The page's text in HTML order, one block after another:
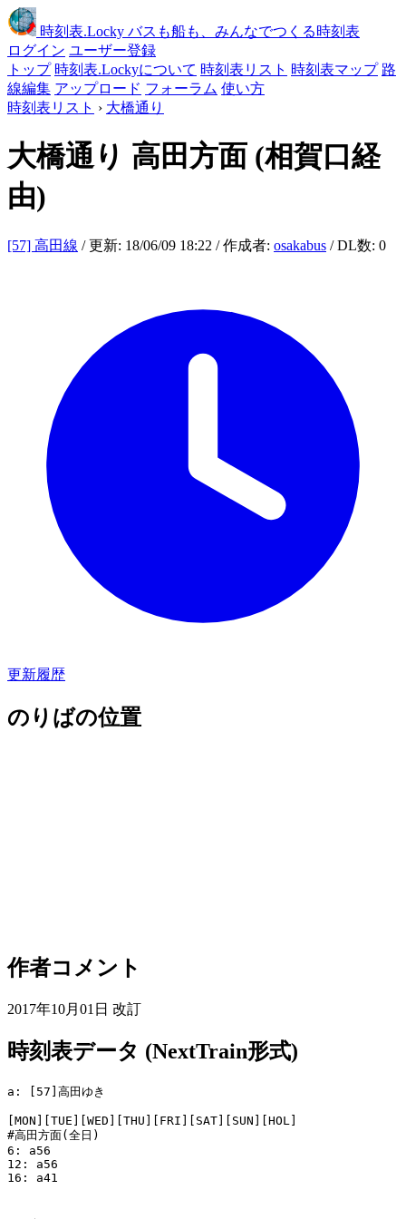
時刻表.Locky バスも船も、みんなでつくる時刻表
ログイン ユーザー登録
トップ 時刻表.Lockyについて 時刻表リスト 時刻表マップ 路
線編集 アップロード フォーラム 使い方
時刻表リスト › 大橋通り
大橋通り 高田方面 (相賀口経
由)
[57] 高田線 / 更新: 18/06/09 18:22 / 作成者: osakabus / DL数: 0
更新履歴
のりばの位置
作者コメント
2017年10月01日 改訂
時刻表データ (NextTrain形式)
a: [57]高田ゆき
[MON][TUE][WED][THU][FRI][SAT][SUN][HOL]
#高田方面(全日)
6: a56
12: a56
16: a41